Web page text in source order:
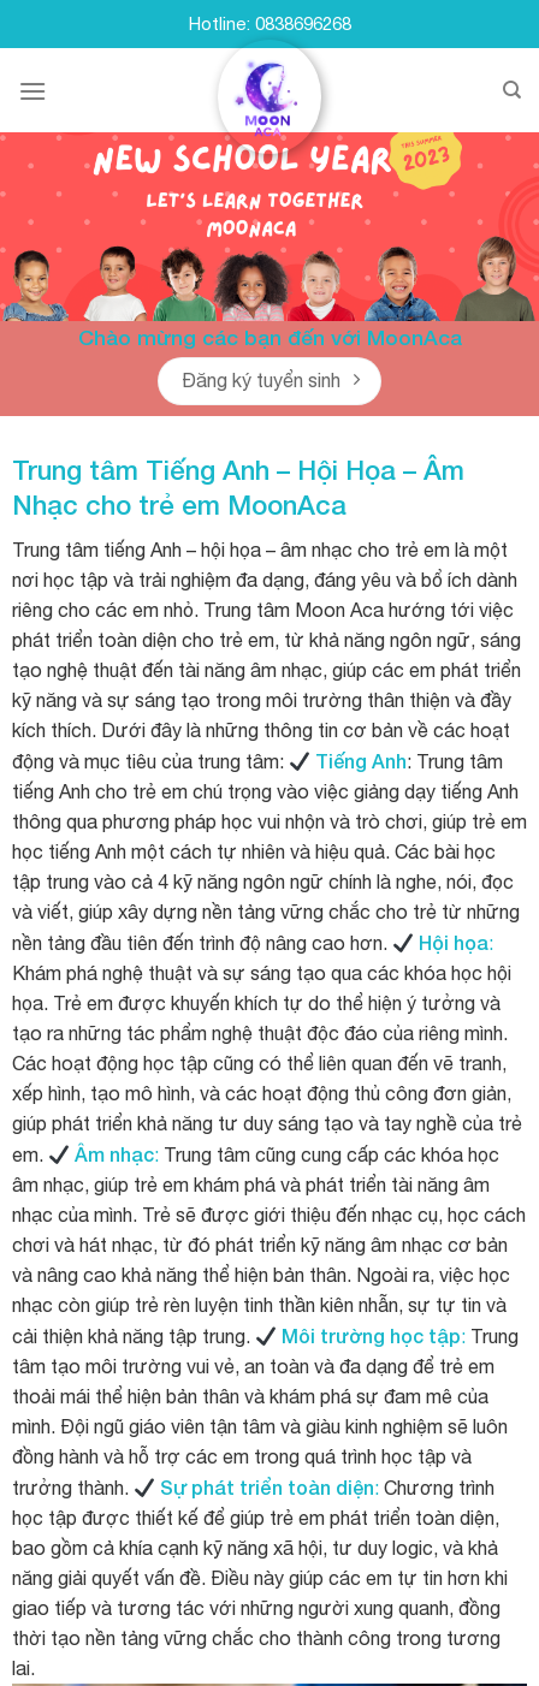
to
Hotline: 0838696268
Chào mừng các bạn đến với MoonAca
Đăng ký tuyển sinh
Trung tâm Tiếng Anh – Hội Họa – Âm
Nhạc cho trẻ em MoonAca
Trung tâm tiếng Anh – hội họa – âm nhạc cho trẻ em là một
nơi học tập và trải nghiệm đa dạng, đáng yêu và bổ ích dành
riêng cho các em nhỏ. Trung tâm Moon Aca hướng tới việc
phát triển toàn diện cho trẻ em, từ khả năng ngôn ngữ, sáng
tạo nghệ thuật đến tài năng âm nhạc, giúp các em phát triển
kỹ năng và sự sáng tạo trong môi trường thân thiện và đầy
kích thích. Dưới đây là những thông tin cơ bản về các hoạt
động và mục tiêu của trung tâm:
Tiếng Anh: Trung tâm
tiếng Anh cho trẻ em chú trọng vào việc giảng dạy tiếng Anh
thông qua phương pháp học vui nhộn và trò chơi, giúp trẻ em
học tiếng Anh một cách tự nhiên và hiệu quả. Các bài học
tập trung vào cả 4 kỹ năng ngôn ngữ chính là nghe, nói, đọc
và viết, giúp xây dựng nền tảng vững chắc cho trẻ từ những
nền tảng đầu tiên đến trình độ nâng cao hơn.
Hội họa:
Khám phá nghệ thuật và sự sáng tạo qua các khóa học hội
họa. Trẻ em được khuyến khích tự do thể hiện ý tưởng và
tạo ra những tác phẩm nghệ thuật độc đáo của riêng mình.
Các hoạt động học tập cũng có thể liên quan đến vẽ tranh,
xếp hình, tạo mô hình, và các hoạt động thủ công đơn giản,
giúp phát triển khả năng tư duy sáng tạo và tay nghề của trẻ
em.
Âm nhạc: Trung tâm cũng cung cấp các khóa học
âm nhạc, giúp trẻ em khám phá và phát triển tài năng âm
nhạc của mình. Trẻ sẽ được giới thiệu đến nhạc cụ, học cách
chơi và hát nhạc, từ đó phát triển kỹ năng âm nhạc cơ bản
và nâng cao khả năng thể hiện bản thân. Ngoài ra, việc học
nhạc còn giúp trẻ rèn luyện tinh thần kiên nhẫn, sự tự tin và
cải thiện khả năng tập trung.
Môi trường học tập: Trung
tâm tạo môi trường vui vẻ, an toàn và đa dạng để trẻ em
thoải mái thể hiện bản thân và khám phá sự đam mê của
mình. Đội ngũ giáo viên tận tâm và giàu kinh nghiệm sẽ luôn
đồng hành và hỗ trợ các em trong quá trình học tập và
trưởng thành.
Sự phát triển toàn diện: Chương trình
học tập được thiết kế để giúp trẻ em phát triển toàn diện,
bao gồm cả khía cạnh kỹ năng xã hội, tư duy logic, và khả
năng giải quyết vấn đề. Điều này giúp các em tự tin hơn khi
giao tiếp và tương tác với những người xung quanh, đồng
thời tạo nền tảng vững chắc cho thành công trong tương
lai.